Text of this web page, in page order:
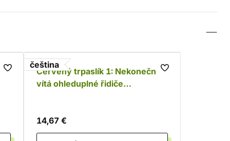
-
čeština
Červený trpaslík 1: Nekonečno
vítá ohleduplné řidiče
14,67 €